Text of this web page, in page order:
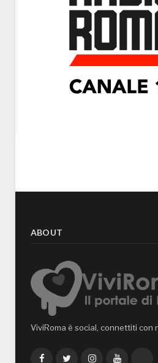
ABOUT
ViviRoma è social, connettiti con
FacebookTwitterInstagramYouTube